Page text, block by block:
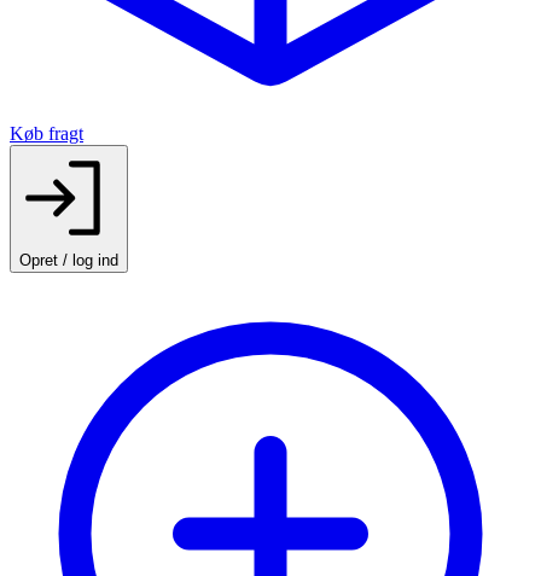
Køb fragt
Opret / log ind